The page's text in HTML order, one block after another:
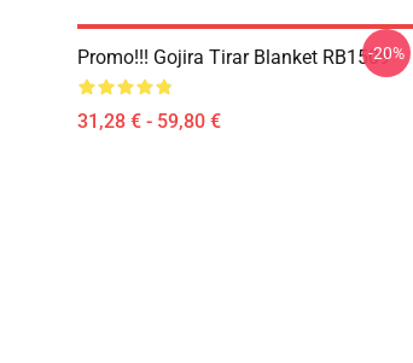
Promo!!! Gojira Tirar Blanket RB1509
31,28 € - 59,80 €
-20%